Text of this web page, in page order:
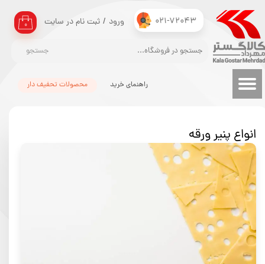
021-72043
جستجو
۰ ورود / ثبت نام در سایت
حساب کاربری من
تغییر گذر واژه
سفارشات
محصولات تحفیف دار راهنمای خرید
انواع پنیر ورقه